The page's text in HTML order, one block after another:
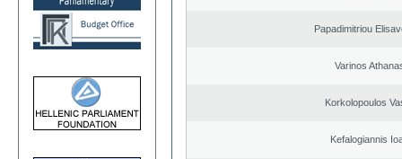
Papadimitriou
Varinos
Korkolopoulos
Kefalogiannis